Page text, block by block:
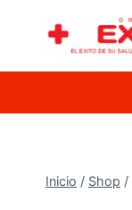
Inicio / Shop /